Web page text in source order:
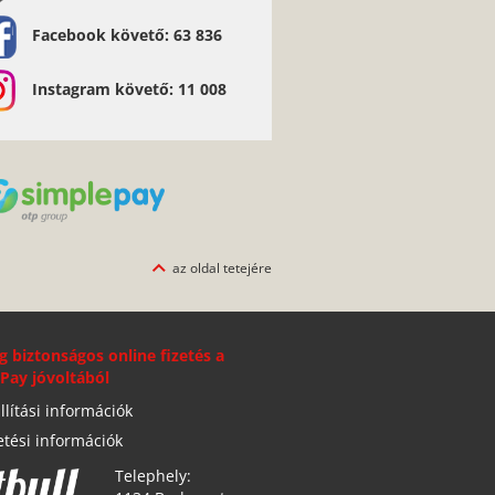
Facebook követő: 63 836
Instagram követő: 11 008
az oldal tetejére
biztonságos online fizetés a
jóvoltából
információk
információk
Telephely: